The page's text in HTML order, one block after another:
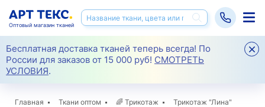
Бесплатная доставка тканей теперь всегда! По
России для заказов от 15 000 руб! СМОТРЕТЬ
УСЛОВИЯ.
Оптовый магазин тканей
Главная Ткани оптом 🌈 Трикотаж Трикотаж "Лина"